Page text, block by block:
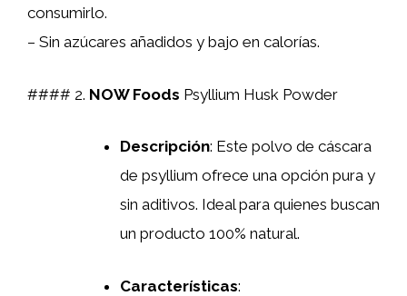
consumirlo.
– Sin azúcares añadidos y bajo en calorías.
#### 2. NOW Foods Psyllium Husk Powder
Descripción: Este polvo de cáscara
de psyllium ofrece una opción pura y
sin aditivos. Ideal para quienes buscan
un producto 100% natural.
Características: